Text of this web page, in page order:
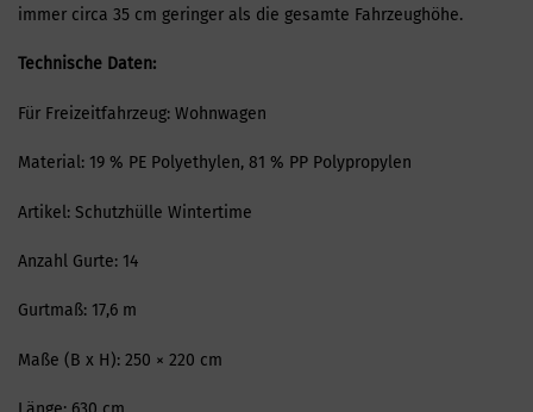
immer circa 35 cm geringer als die gesamte Fahrzeughöhe.
Technische Daten:
Für Freizeitfahrzeug: Wohnwagen
Material: 19 % PE Polyethylen, 81 % PP Polypropylen
Artikel: Schutzhülle Wintertime
Anzahl Gurte: 14
Gurtmaß: 17,6 m
Maße (B x H): 250 × 220 cm